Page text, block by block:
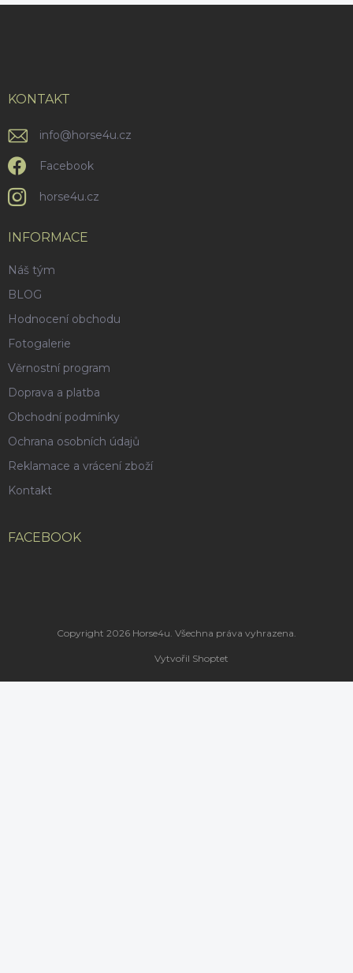
KONTAKT
info@horse4u.cz
Facebook
horse4u.cz
INFORMACE
Náš tým
BLOG
Hodnocení obchodu
Fotogalerie
Věrnostní program
Doprava a platba
Obchodní podmínky
Ochrana osobních údajů
Reklamace a vrácení zboží
Kontakt
FACEBOOK
Vytvořil Shoptet
Copyright 2026 Horse4u. Všechna práva vyhrazena.